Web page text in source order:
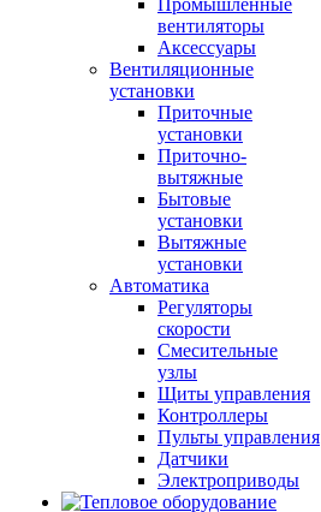
Промышленные
вентиляторы
Аксессуары
Вентиляционные
установки
Приточные
установки
Приточно-
вытяжные
Бытовые
установки
Вытяжные
установки
Автоматика
Регуляторы
скорости
Смесительные
узлы
Щиты управления
Контроллеры
Пульты управления
Датчики
Электроприводы